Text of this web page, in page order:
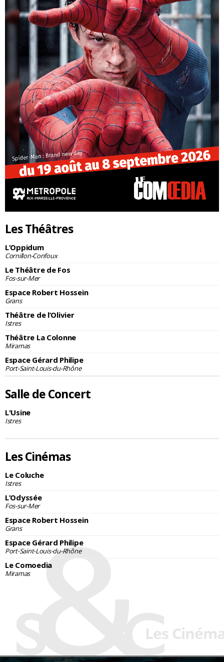
Les Théâtres
L’Oppidum
Cornillon-Confoux
Le Théâtre de Fos
Fos-sur-Mer
Espace Robert Hossein
Grans
Théâtre de l’Olivier
Istres
Théâtre La Colonne
Miramas
Espace Gérard Philipe
Port-Saint-Louis-du-Rhône
Salle de Concert
L'Usine
Istres
Les Cinémas
Le Coluche
Istres
L’Odyssée
Fos-sur-Mer
Espace Robert Hossein
Grans
Espace Gérard Philipe
Port-Saint-Louis-du-Rhône
Le Comoedia
Miramas